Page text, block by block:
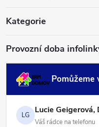
Kategorie
Provozní doba
Pomůžeme
LG Lucie Geigerová,
Váš rádce na telefonu